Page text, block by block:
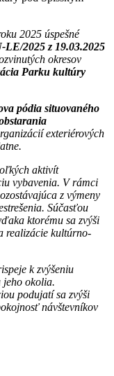
2025 úspešné
LE/2025 z 19.03.2025
okresov
Parku kultúry
pódia situovaného
exteriérových
aktivít
vybavenia. V rámci
z výmeny
Súčasťou
ktorému sa zvýši
realizácie kultúrno-
k zvýšeniu
jeho okolia.
podujatí sa zvýši
návštevníkov